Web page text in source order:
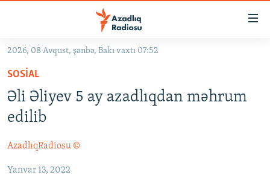
Əsas
qayıt
Əsas
naviqasiyaya
qayıt
Axtarışa
GÜNDƏM
#İZAHLA
KORRUPSIOMETR
FƏRQƏ BAX
2026, 08 Avqust, şənbə, Bakı vaxtı 07:52
SOSIAL
Əli Əliyev 5 ay azadlıqdan məhrum
edilib
AzadlıqRadiosu ©
Yanvar 13, 2022